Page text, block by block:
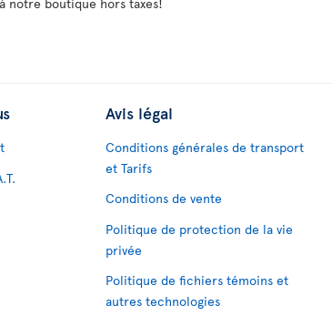
Avis légal
Conditions générales de transport
et Tarifs
Conditions de vente
Politique de protection de la vie
privée
Politique de fichiers témoins et
autres technologies